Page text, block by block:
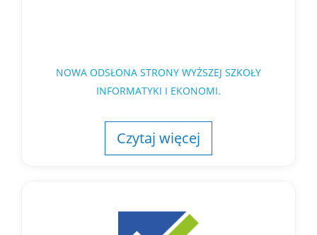
NOWA ODSŁONA STRONY WYŻSZEJ SZKOŁY
INFORMATYKI I EKONOMI.
Czytaj więcej